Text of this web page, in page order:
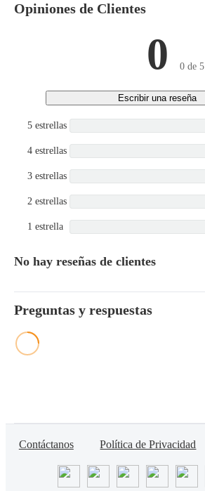
Opiniones de Clientes
0 0 de 5
Escribir una reseña
5 estrellas
4 estrellas
3 estrellas
2 estrellas
1 estrella
No hay reseñas de clientes
Preguntas y respuestas
Contáctanos Política de Privacidad